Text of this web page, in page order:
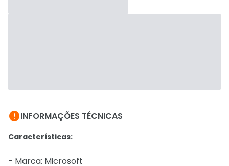
INFORMAÇÕES TÉCNICAS
Características:
- Marca: Microsoft